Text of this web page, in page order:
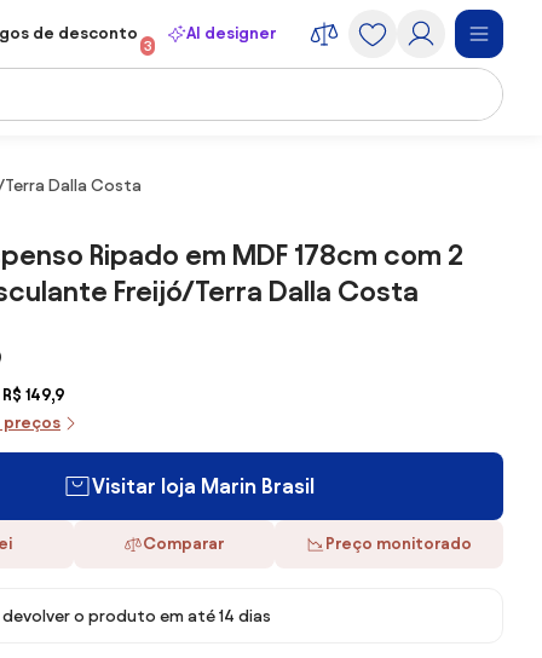
de desconto
3
AI designer
Terra Dalla Costa
Ripado em MDF 178cm com 2
Freijó/Terra Dalla Costa
149,9
preços
Visitar loja Marin Brasil
Comparar Preço monitorado
o produto em até 14 dias